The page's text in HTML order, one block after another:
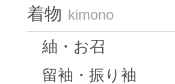
着物 kimono
紬・お召
留袖・振り袖